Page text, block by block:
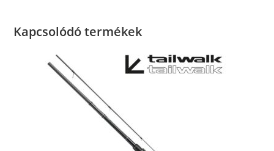
Kapcsolódó termékek